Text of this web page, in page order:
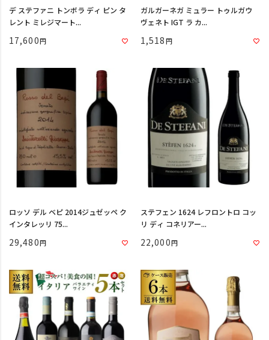
デ ステファニ トンボラ ディ ピン タ
レント ミレジマート...
17,600
ガルガーネガ ミュラー トゥルガウ
ヴェネト IGT ラ カ...
1,518
ロッソ デル ベピ 2014ジュゼッペ ク
インタレッリ 75...
29,480
ステフェン 1624 レフロントロ コッ
リ ディ コネリアー...
22,000